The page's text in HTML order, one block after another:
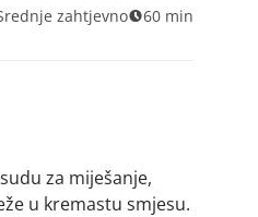
zahtjevno 60 min
za miješanje,
u kremastu smjesu.